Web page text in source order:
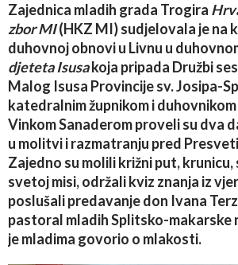
Zajednica mladih grada Trogira
zbor MI(HKZ MI) sudjelovala je na
duhovnoj obnovi u Livnu u
djeteta Isusakoja pripada Družbi
Malog Isusa Provincije sv. Josipa-
katedralnim župnikom i
Vinkom Sanaderom proveli su dva
u molitvi i razmatranju pred
Zajedno su molili križni put,
svetoj misi, održali kviz znanja iz
poslušali predavanje don Ivana
pastoral mladih Splitsko-makarske
je mladima govorio o mlakosti.